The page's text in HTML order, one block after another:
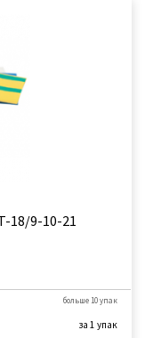
18/9-10-21
больше 10 упак
за 1 упак